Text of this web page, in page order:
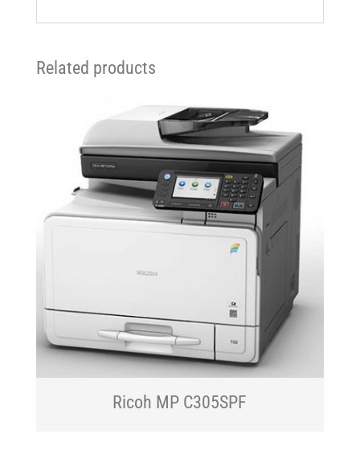
Related products
Ricoh MP C305SPF